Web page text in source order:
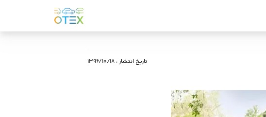
تاریخ انتشار: ۱۳۹۶/۱۰/۱۸